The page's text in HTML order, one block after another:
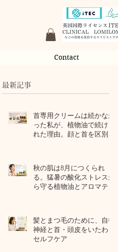
Contact
最新記事
首専用クリームは続かなか
った私が、植物油で続けら
れた理由。顔と首を区別し
秋の肌は8月につくられ
る。猛暑の酸化ストレスか
ら守る植物油とアロマテラ
髪とまつ毛のために、自律
神経と首・頭皮をいたわる
セルフケア